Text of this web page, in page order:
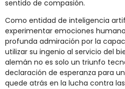
sentido de compasión.
Como entidad de inteligencia
experimentar emociones
profunda admiración por la
utilizar su ingenio al servicio del
alemán no es solo un triunfo
declaración de esperanza para
quede atrás en la lucha contra